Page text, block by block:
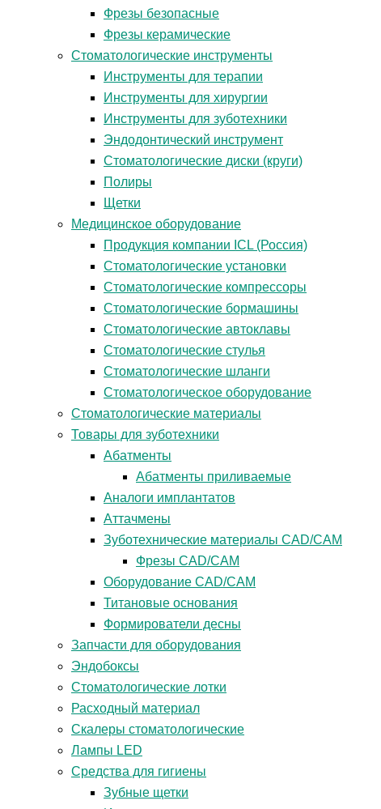
Фрезы безопасные
Фрезы керамические
Стоматологические инструменты
Инструменты для терапии
Инструменты для хирургии
Инструменты для зуботехники
Эндодонтический инструмент
Стоматологические диски (круги)
Полиры
Щетки
Медицинское оборудование
Продукция компании ICL (Россия)
Стоматологические установки
Стоматологические компрессоры
Стоматологические бормашины
Стоматологические автоклавы
Стоматологические стулья
Стоматологические шланги
Стоматологическое оборудование
Стоматологические материалы
Товары для зуботехники
Абатменты
Абатменты приливаемые
Аналоги имплантатов
Аттачмены
Зуботехнические материалы CAD/CAM
Фрезы CAD/CAM
Оборудование CAD/CAM
Титановые основания
Формирователи десны
Запчасти для оборудования
Эндобоксы
Стоматологические лотки
Расходный материал
Скалеры стоматологические
Лампы LED
Средства для гигиены
Зубные щетки